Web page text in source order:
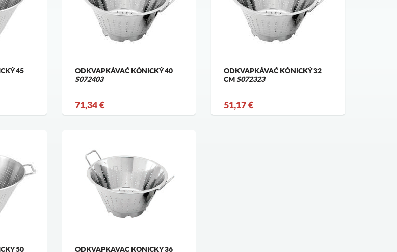
45
ODKVAPKÁVAČ KÓNICKÝ 40
S072403
71,34 €
ODKVAPKÁVAČ KÓNICKÝ 32
CMS072323
51,17 €
50
ODKVAPKÁVAČ KÓNICKÝ 36